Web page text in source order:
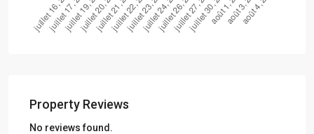
Property Reviews
No reviews found.